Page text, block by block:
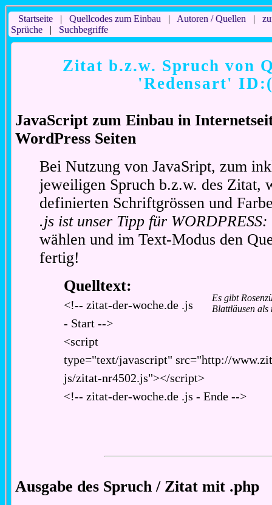
Startseite| Quellcodes zum Einbau | Autoren / Quellen |
Sprüche| Suchbegriffe
Zitat b.z.w. Spruch von
'Redensart'
JavaScript zum Einbau in
WordPress Seiten
Bei Nutzung von JavaSript, zum
jeweiligen Spruch b.z.w. des Zitat,
definierten Schriftgrössen und
.js ist unser Tipp für WORDPRESS:
wählen und im Text-Modus den
fertig!
Es gibt
Blattläusen als
Quelltext:
<!-- zitat-der-woche.de .js
- Start -->
<script
type="text/javascript" src="http://
js/zitat-nr4502.js"></script>
<!-- zitat-der-woche.de .js - Ende -->
Ausgabe des Spruch / Zitat mit .php